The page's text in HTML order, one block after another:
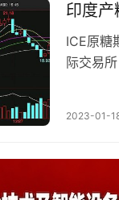
印度
ICE原糖
际交易
2023-01-